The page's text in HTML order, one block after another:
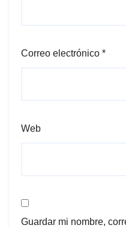
Correo electrónico *
Web
Guardar mi nombre,